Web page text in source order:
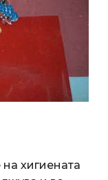
хигиената